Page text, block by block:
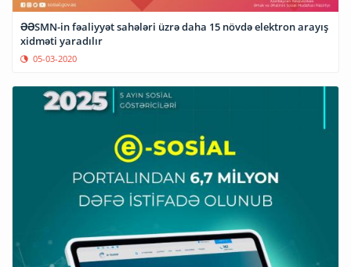
ƏƏSMN-in fəaliyyət sahələri üzrə daha 15 növdə elektron arayış
xidməti yaradılır
05-03-2020